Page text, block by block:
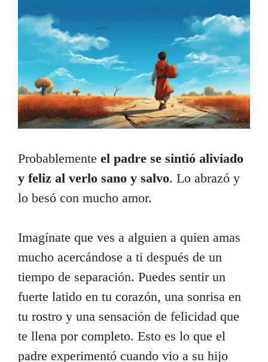
Probablemente el padre se sintió aliviado
y feliz al verlo sano y salvo. Lo abrazó y
lo besó con mucho amor.
Imagínate que ves a alguien a quien amas
mucho acercándose a ti después de un
tiempo de separación. Puedes sentir un
fuerte latido en tu corazón, una sonrisa en
tu rostro y una sensación de felicidad que
te llena por completo. Esto es lo que el
padre experimentó cuando vio a su hijo